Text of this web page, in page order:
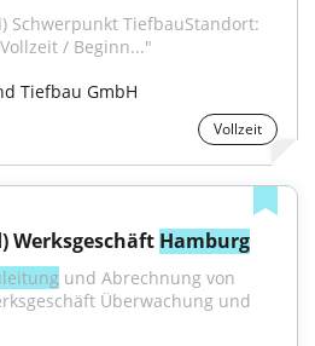
/ Beginn..."
Tiefbau GmbH
Vollzeit
Werksgeschäft Hamburg
und Abrechnung von
Überwachung und